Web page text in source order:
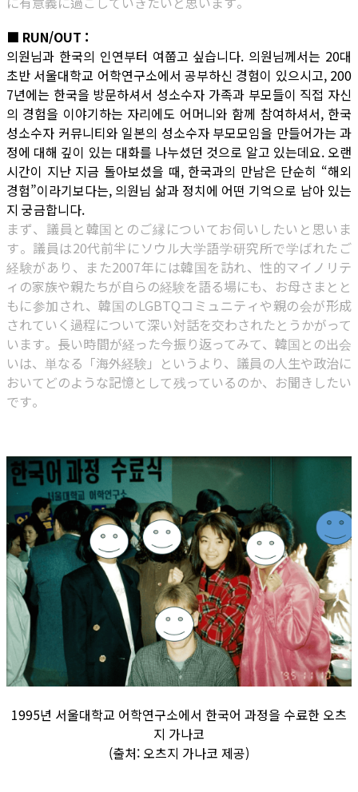
■ RUN/OUT :
의원님과 한국의 인연부터 여쭙고 싶습니다. 의원님께서는 20대
초반 서울대학교 어학연구소에서 공부하신 경험이 있으시고, 200
7년에는 한국을 방문하셔서 성소수자 가족과 부모들이 직접 자신
의 경험을 이야기하는 자리에도 어머니와 함께 참여하셔서, 한국
성소수자 커뮤니티와 일본의 성소수자 부모모임을 만들어가는 과
정에 대해 깊이 있는 대화를 나누셨던 것으로 알고 있는데요. 오랜
시간이 지난 지금 돌아보셨을 때, 한국과의 만남은 단순히 “해외
경험”이라기보다는, 의원님 삶과 정치에 어떤 기억으로 남아 있는
지 궁금합니다.
まず、議員と韓国とのご縁についてお伺いしたいと思いま
す。議員は20代前半にソウル大学語学研究所で学ばれたご
経験があり、また2007年には韓国を訪れ、性的マイノリテ
ィの家族や親たちが自らの経験を語る場にも、お母さまとと
もに参加され、韓国のLGBTQコミュニティや親の会が形成
されていく過程について深い対話を交わされたとうかがって
います。長い時間が経った今振り返ってみて、韓国との出会
いは、単なる「海外経験」というより、議員の人生や政治に
おいてどのような記憶として残っているのか、お聞きしたい
です。
1995년 서울대학교 어학연구소에서 한국어 과정을 수료한 오츠
지 가나코
(출처: 오츠지 가나코 제공)